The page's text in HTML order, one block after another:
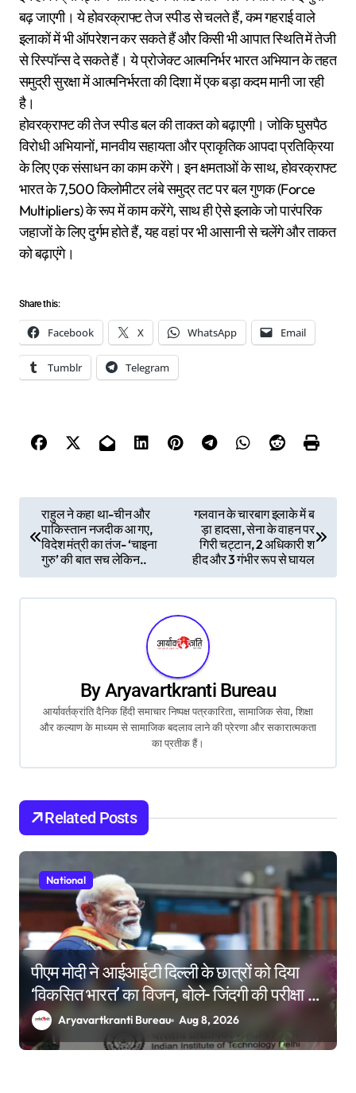
बढ़ जाएगी। ये होवरक्राफ्ट तेज स्पीड से चलते हैं, कम गहराई वाले
इलाकों में भी ऑपरेशन कर सकते हैं और किसी भी आपात स्थिति में तेजी
से रिस्पॉन्स दे सकते हैं। ये प्रोजेक्ट आत्मनिर्भर भारत अभियान के तहत
समुद्री सुरक्षा में आत्मनिर्भरता की दिशा में एक बड़ा कदम मानी जा रही
है।
होवरक्राफ्ट की तेज स्पीड बल की ताकत को बढ़ाएगी। जोकि घुसपैठ
विरोधी अभियानों, मानवीय सहायता और प्राकृतिक आपदा प्रतिक्रिया
के लिए एक संसाधन का काम करेंगे। इन क्षमताओं के साथ, होवरक्राफ्ट
भारत के 7,500 किलोमीटर लंबे समुद्र तट पर बल गुणक (Force
Multipliers) के रूप में काम करेंगे, साथ ही ऐसे इलाके जो पारंपरिक
जहाजों के लिए दुर्गम होते हैं, यह वहां पर भी आसानी से चलेंगे और ताकत
को बढ़ाएंगे।
Share this:
Facebook X WhatsApp Email
Tumblr Telegram
o
s
t
g
a
t
i
o
n
राहुल ने कहा था-चीन और
पाकिस्तान नजदीक आ गए,
विदेश मंत्री का तंज- ‘चाइना
गुरु’ की बात सच लेकिन..
गलवान के चारबाग इलाके में ब
ड़ा हादसा, सेना के वाहन पर
गिरी चट्टान, 2 अधिकारी श
हीद और 3 गंभीर रूप से घायल
ByAryavartkranti Bureau
आर्यावर्तक्रांति दैनिक हिंदी समाचार निष्पक्ष पत्रकारिता, सामाजिक सेवा, शिक्षा
और कल्याण के माध्यम से सामाजिक बदलाव लाने की प्रेरणा और सकारात्मकता
का प्रतीक हैं।
Related Posts
National
पीएम मोदी ने आईआईटी दिल्ली के छात्रों को दिया
‘विकसित भारत’ का विजन, बोले- जिंदगी की परीक्षा में
सब कुछ आउट ऑफ सिलेबस होता है
Aryavartkranti Bureau Aug 8, 2026